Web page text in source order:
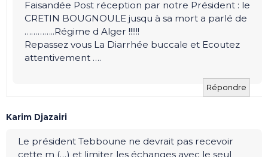
Faisandée Post réception par notre Président : le
CRETIN BOUGNOULE jusqu à sa mort a parlé de
…………..Régime d Alger !!!!!!
Repassez vous La Diarrhée buccale et Ecoutez
attentivement ….
Répondre
Karim Djazairi
Le président Tebboune ne devrait pas recevoir
cette m (…) et limiter les échanges avec le seul